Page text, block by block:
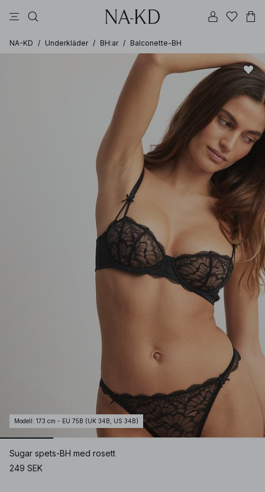
NA-KD / Underkläder / BH:ar / Balconette-BH
Modell : 173 cm - EU 75B (UK 34B, US 34B)
Sugar spets-BH med rosett
249 SEK